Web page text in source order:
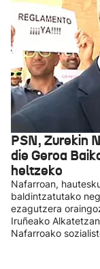
PSN, Zurekin
die Geroa
heltzeko
Nafarroan,
baldintzatutako
ezagutzera
Iruñeako
Nafarroako